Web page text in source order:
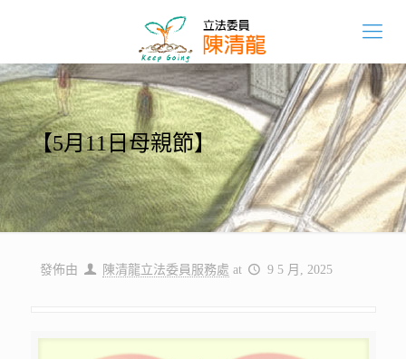
【5月11日母親節】
發佈由 陳清龍立法委員服務處 at 9 5 月, 2025